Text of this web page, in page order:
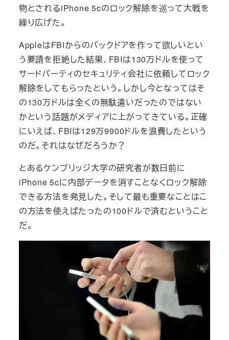
物とされるiPhone 5cのロック解除を巡って大戦を
繰り広げた。
AppleはFBIからのバックドアを作って欲しいとい
う要請を拒絶した結果、FBIは130万ドルを使って
サードパーティのセキュリティ会社に依頼してロック
解除をしてもらったという。しかし今となってはそ
の130万ドルは全くの無駄遣いだったのではない
かという話題がメディアに上がってきている。正確
にいえば、FBIは129万9900ドルを浪費したという
のだ。それはなぜだろうか？
とあるケンブリッジ大学の研究者が数日前に
iPhone 5cに内部データを消すことなくロック解除
できる方法を発見した。そして最も重要なことはこ
の方法を使えばたったの100ドルで済むということ
だ。